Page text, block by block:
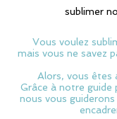
sublimer
Vous voulez
mais vous ne savez
Alors, vous êtes
Grâce à notre guide
nous vous